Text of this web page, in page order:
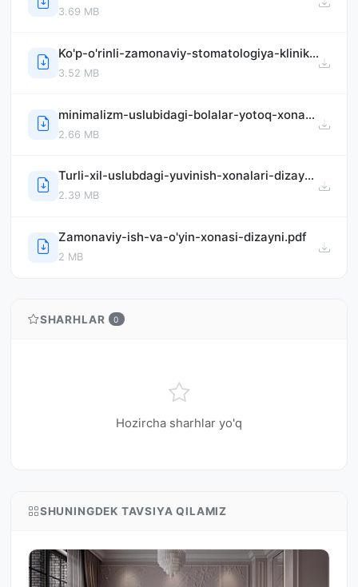
3.69 MB
Ko'p-o'rinli-zamonaviy-stomatologiya-klinikasi.pdf
3.52 MB
minimalizm-uslubidagi-bolalar-yotoq-xonasi-dizayni.pdf
2.66 MB
Turli-xil-uslubdagi-yuvinish-xonalari-dizayni-VR-360-renderlar-bilan.pdf
2.39 MB
Zamonaviy-ish-va-o'yin-xonasi-dizayni.pdf
2 MB
SHARHLAR 0
Hozircha sharhlar yo'q
SHUNINGDEK TAVSIYA QILAMIZ